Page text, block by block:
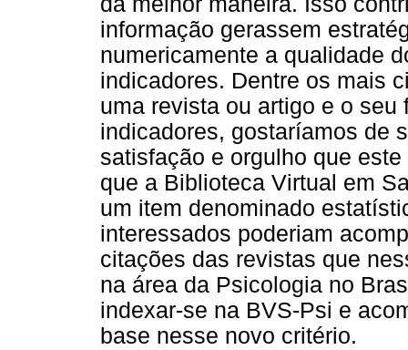
informação gerassem
numericamente a qualidade
indicadores. Dentre os mais
uma revista ou artigo e o
indicadores, gostaríamos de
satisfação e orgulho que
que a Biblioteca Virtual em
um item denominado
interessados poderiam
citações das revistas que
na área da Psicologia no
indexar-se na BVS-Psi e
base nesse novo critério.